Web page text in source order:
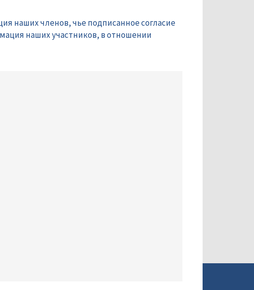
наших членов, чье подписанное согласие
наших участников, в отношении